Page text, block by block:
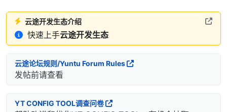
云途开发生态介绍
快速上手云途开发生态
云途论坛规则/Yuntu Forum Rules
发帖前请查看
YT CONFIG TOOL调查问卷